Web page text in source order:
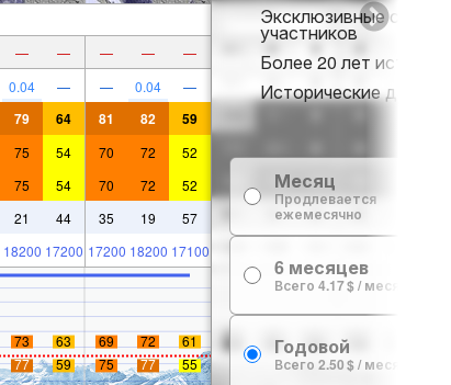
— — — — —
0.04 — — 0.04 —
79 64 81 82 59
75 54 70 72 52
75 54 70 72 52
21 44 35 19 57
18200 17200 17200 18200 17100
73 63 69 72
61
77 59 75 77 55
Эксклюзивные
участников
Более 20 лет истории
Исторические данные
Месяц
Продлевается
ежемесячно
6 месяцев
Всего 4.17 $ / месяц
Годовой
Всего 2.50 $ / месяц